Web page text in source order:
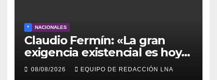
* NACIONALES
Claudio Fermín: «La gran
exigencia existencial es hoy
la defensa de la soberanía»
08/08/2026 EQUIPO DE REDACCIÓN LNA